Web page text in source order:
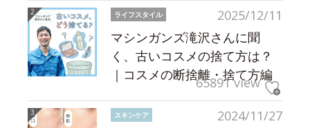
2025/12/11
ライフスタイル
マシンガンズ滝沢さんに聞
く、古いコスメの捨て方は？
｜コスメの断捨離・捨て方編
65891 view
2024/11/27
スキンケア